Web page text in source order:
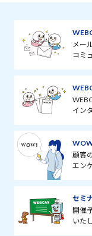
メー
コミ
イン
顧客
エン
セミ
開催
いた